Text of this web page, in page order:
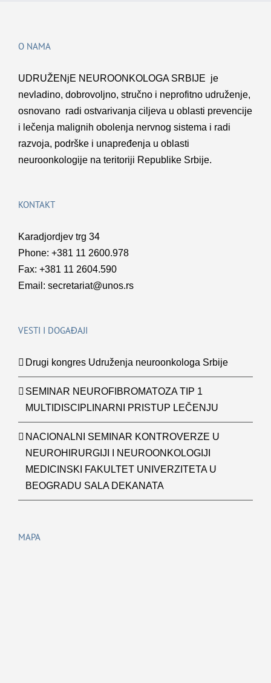
O NAMA
UDRUŽENјE NEUROONKOLOGA SRBIJE je
nevladino, dobrovolјno, stručno i neprofitno udruženje,
osnovano radi ostvarivanja cilјeva u oblasti prevencije
i lečenja malignih obolenja nervnog sistema i radi
razvoja, podrške i unapređenja u oblasti
neuroonkologije na teritoriji Republike Srbije.
KONTAKT
Karadjordjev trg 34
Phone: +381 11 2600.978
Fax: +381 11 2604.590
Email: secretariat@unos.rs
VESTI I DOGAĐAJI
Drugi kongres Udruženja neuroonkologa Srbije
SEMINAR NEUROFIBROMATOZA TIP 1
MULTIDISCIPLINARNI PRISTUP LEČENJU
NACIONALNI SEMINAR KONTROVERZE U
NEUROHIRURGIJI I NEUROONKOLOGIJI
MEDICINSKI FAKULTET UNIVERZITETA U
BEOGRADU SALA DEKANATA
MAPA